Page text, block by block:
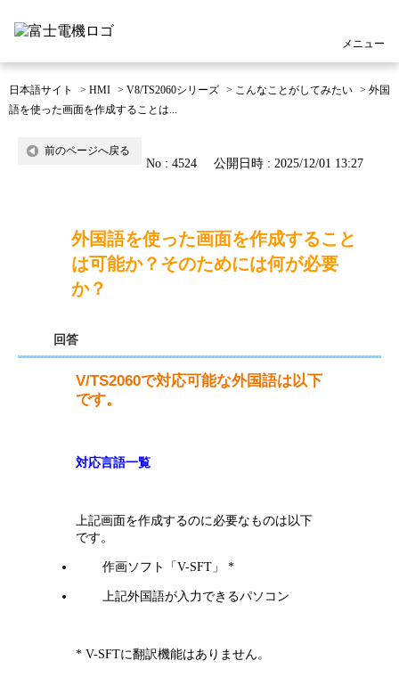
メニュー
日本語サイト > HMI > V8/TS2060シリーズ > こんなことがしてみたい > 外国
語を使った画面を作成することは...
前のページへ戻る
No : 4524 公開日時 : 2025/12/01 13:27
外国語を使った画面を作成すること
は可能か？そのためには何が必要
か？
回答
V/TS2060で対応可能な外国語は以下
です。
対応言語一覧
上記画面を作成するのに必要なものは以下
です。
作画ソフト「V-SFT」 *
上記外国語が入力できるパソコン
* V-SFTに翻訳機能はありません。